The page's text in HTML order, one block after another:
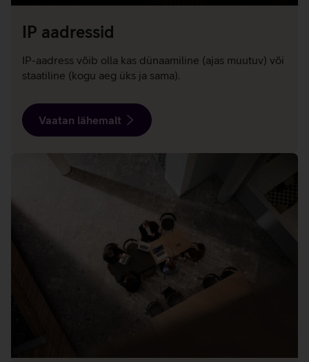
IP aadressid
IP-aadress võib olla kas dünaamiline (ajas muutuv) või
staatiline (kogu aeg üks ja sama).
Vaatan lähemalt